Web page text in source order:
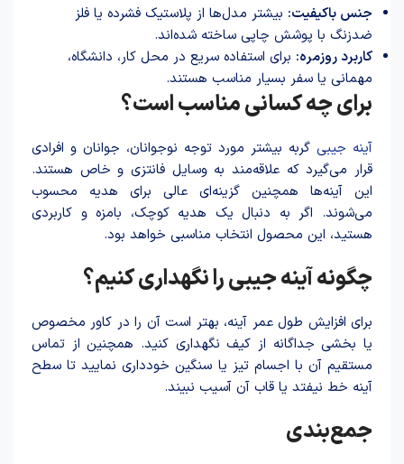
جنس باکیفیت: بیشتر مدل‌ها از پلاستیک فشرده یا فلز
ضدزنگ با پوشش چاپی ساخته شده‌اند.
کاربرد روزمره: برای استفاده سریع در محل کار، دانشگاه،
مهمانی یا سفر بسیار مناسب هستند.
برای چه کسانی مناسب است؟
آینه جیبیگربه بیشتر مورد توجه نوجوانان، جوانان و افرادی
قرار می‌گیرد که علاقه‌مند به وسایل فانتزی و خاص هستند.
این آینه‌ها همچنین گزینه‌ای عالی برای هدیه محسوب
می‌شوند. اگر به دنبال یک هدیه کوچک، بامزه و کاربردی
هستید، این محصول انتخاب مناسبی خواهد بود.
چگونه آینه جیبی را نگهداری کنیم؟
برای افزایش طول عمر آینه، بهتر است آن را در کاور مخصوص
یا بخشی جداگانه از کیف نگهداری کنید. همچنین از تماس
مستقیم آن با اجسام تیز یا سنگین خودداری نمایید تا سطح
آینه خط نیفتد یا قاب آن آسیب نبیند.
جمع‌بندی